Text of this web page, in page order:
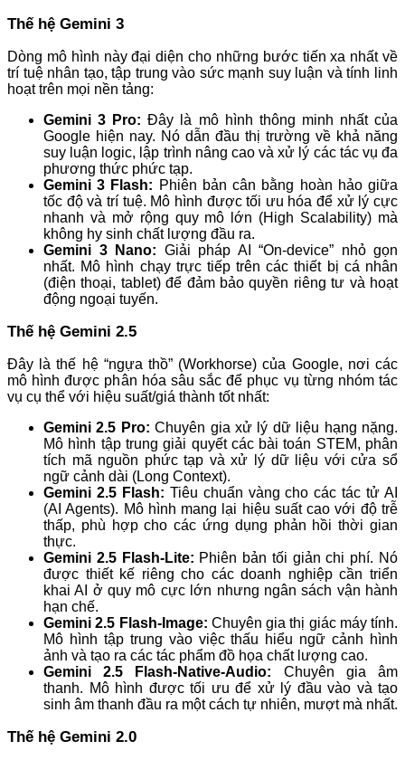
Thế hệ Gemini 3
Dòng mô hình này đại diện cho những bước tiến xa nhất về
trí tuệ nhân tạo, tập trung vào sức mạnh suy luận và tính linh
hoạt trên mọi nền tảng:
Gemini 3 Pro: Đây là mô hình thông minh nhất của
Google hiện nay. Nó dẫn đầu thị trường về khả năng
suy luận logic, lập trình nâng cao và xử lý các tác vụ đa
phương thức phức tạp.
Gemini 3 Flash: Phiên bản cân bằng hoàn hảo giữa
tốc độ và trí tuệ. Mô hình được tối ưu hóa để xử lý cực
nhanh và mở rộng quy mô lớn (High Scalability) mà
không hy sinh chất lượng đầu ra.
Gemini 3 Nano: Giải pháp AI “On-device” nhỏ gọn
nhất. Mô hình chạy trực tiếp trên các thiết bị cá nhân
(điện thoại, tablet) để đảm bảo quyền riêng tư và hoạt
động ngoại tuyến.
Thế hệ Gemini 2.5
Đây là thế hệ “ngựa thồ” (Workhorse) của Google, nơi các
mô hình được phân hóa sâu sắc để phục vụ từng nhóm tác
vụ cụ thể với hiệu suất/giá thành tốt nhất:
Gemini 2.5 Pro: Chuyên gia xử lý dữ liệu hạng nặng.
Mô hình tập trung giải quyết các bài toán STEM, phân
tích mã nguồn phức tạp và xử lý dữ liệu với cửa sổ
ngữ cảnh dài (Long Context).
Gemini 2.5 Flash: Tiêu chuẩn vàng cho các tác tử AI
(AI Agents). Mô hình mang lại hiệu suất cao với độ trễ
thấp, phù hợp cho các ứng dụng phản hồi thời gian
thực.
Gemini 2.5 Flash-Lite: Phiên bản tối giản chi phí. Nó
được thiết kế riêng cho các doanh nghiệp cần triển
khai AI ở quy mô cực lớn nhưng ngân sách vận hành
hạn chế.
Gemini 2.5 Flash-Image: Chuyên gia thị giác máy tính.
Mô hình tập trung vào việc thấu hiểu ngữ cảnh hình
ảnh và tạo ra các tác phẩm đồ họa chất lượng cao.
Gemini 2.5 Flash-Native-Audio: Chuyên gia âm
thanh. Mô hình được tối ưu để xử lý đầu vào và tạo
sinh âm thanh đầu ra một cách tự nhiên, mượt mà nhất.
Thế hệ Gemini 2.0